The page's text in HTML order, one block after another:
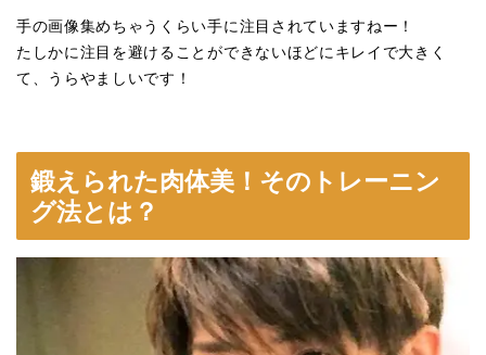
手の画像集めちゃうくらい手に注目されていますねー！
たしかに注目を避けることができないほどにキレイで大きく
て、うらやましいです！
鍛えられた肉体美！そのトレーニン
グ法とは？